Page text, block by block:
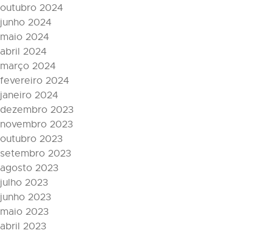
outubro 2024
junho 2024
maio 2024
abril 2024
março 2024
fevereiro 2024
janeiro 2024
dezembro 2023
novembro 2023
outubro 2023
setembro 2023
agosto 2023
julho 2023
junho 2023
maio 2023
abril 2023